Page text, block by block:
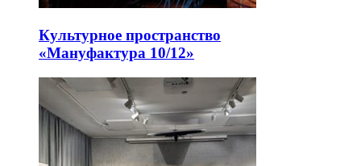
Культурное пространство
«Мануфактура 10/12»